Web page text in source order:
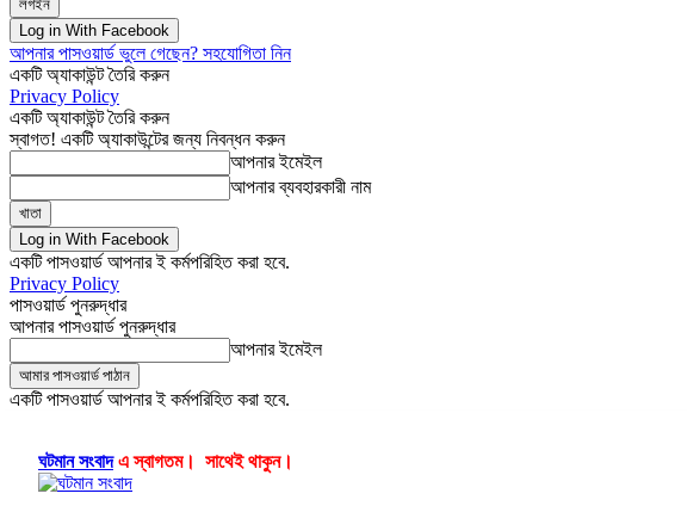
Log in With Facebook
আপনার পাসওয়ার্ড ভুলে গেছেন? সহযোগিতা নিন
একটি অ্যাকাউন্ট তৈরি করুন
Privacy Policy
একটি অ্যাকাউন্ট তৈরি করুন
স্বাগত! একটি অ্যাকাউন্টের জন্য নিবন্ধন করুন
আপনার ইমেইল
আপনার ব্যবহারকারী নাম
Log in With Facebook
একটি পাসওয়ার্ড আপনার ই কর্মপরিহিত করা হবে.
Privacy Policy
পাসওয়ার্ড পুনরুদ্ধার
আপনার পাসওয়ার্ড পুনরুদ্ধার
আপনার ইমেইল
একটি পাসওয়ার্ড আপনার ই কর্মপরিহিত করা হবে.
ঘটমান সংবাদএ স্বাগতম। সাথেই থাকুন।